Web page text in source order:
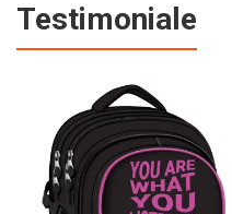
Testimoniale